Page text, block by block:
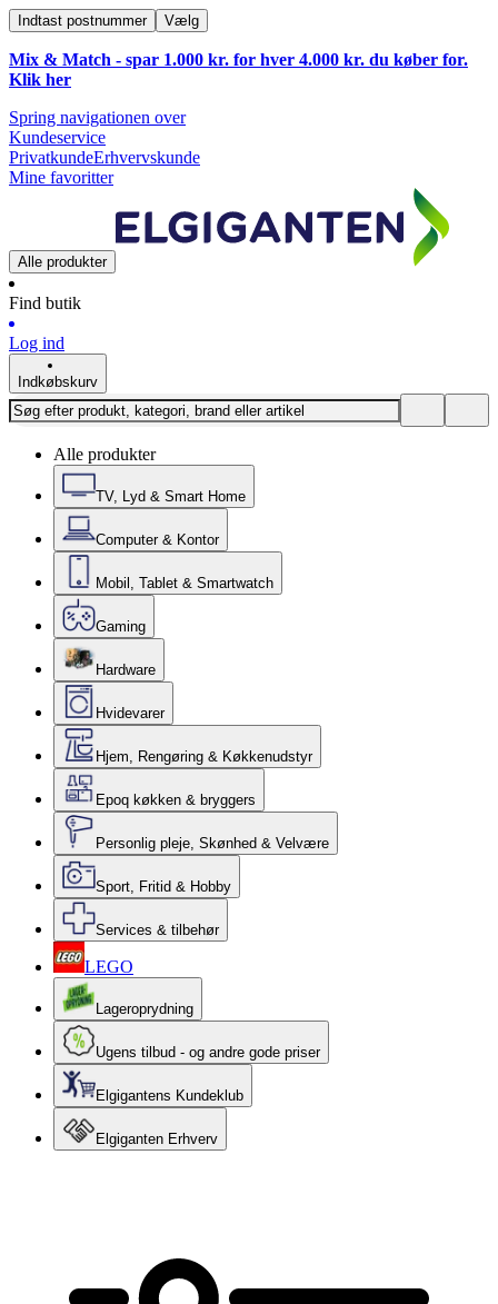
Indtast postnummer Vælg
Mix & Match - spar 1.000 kr. for hver 4.000 kr. du køber for.
Klik her
Spring navigationen over
Kundeservice
PrivatkundeErhvervskunde
Mine favoritter
Alle produkter
Find butik
Log ind
Indkøbskurv
Alle produkter
TV, Lyd & Smart Home
Computer & Kontor
Mobil, Tablet & Smartwatch
Gaming
Hardware
Hvidevarer
Hjem, Rengøring & Køkkenudstyr
Epoq køkken & bryggers
Personlig pleje, Skønhed & Velvære
Sport, Fritid & Hobby
Services & tilbehør
LEGO
Lageroprydning
Ugens tilbud - og andre gode priser
Elgigantens Kundeklub
Elgiganten Erhverv